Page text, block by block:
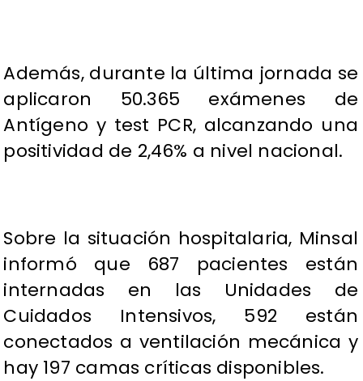
Además, durante la última jornada se
aplicaron 50.365 exámenes de
Antígeno y test PCR, alcanzando una
positividad de 2,46% a nivel nacional.
Sobre la situación hospitalaria, Minsal
informó que 687 pacientes están
internadas en las Unidades de
Cuidados Intensivos, 592 están
conectados a ventilación mecánica y
hay 197 camas críticas disponibles.